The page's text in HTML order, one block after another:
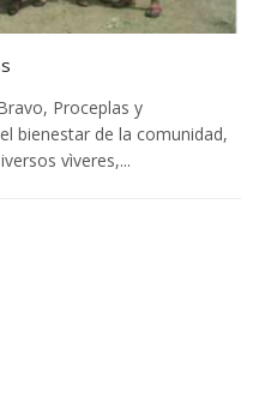
Proceplas y
bienestar de la comunidad,
vìveres,...